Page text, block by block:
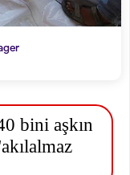
bini aşkın